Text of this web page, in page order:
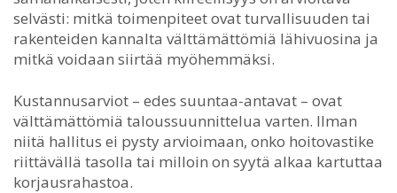
selvästi: mitkä toimenpiteet ovat turvallisuuden tai
rakenteiden kannalta välttämättömiä lähivuosina ja
mitkä voidaan siirtää myöhemmäksi.
Kustannusarviot – edes suuntaa-antavat – ovat
välttämättömiä taloussuunnittelua varten. Ilman
niitä hallitus ei pysty arvioimaan, onko hoitovastike
riittävällä tasolla tai milloin on syytä alkaa kartuttaa
korjausrahastoa.